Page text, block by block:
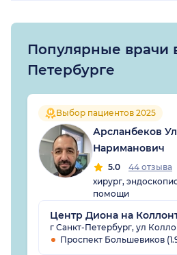
Популярные врачи
Петербурге
Выбор пациентов 2025
Арсланбеков
Нариманович
5.0
44 отзыва
хирург,
помощи
Центр Диона на
г Санкт-Петербург, ул
Проспект Большевиков